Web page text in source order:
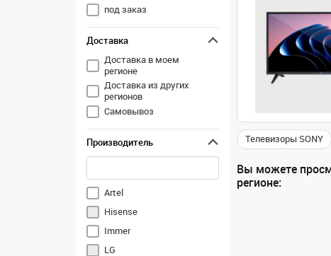
под заказ
Доставка
Доставка в моем
регионе
Доставка из других
регионов
Самовывоз
Производитель
Artel
Hisense
Immer
LG
Телевизоры SONY
Вы можете
регионе: